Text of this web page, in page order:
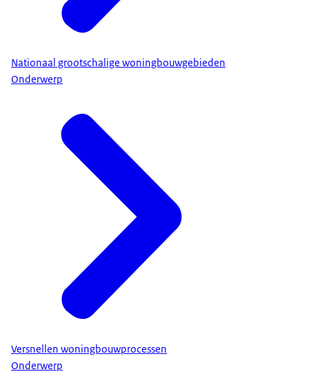
Nationaal grootschalige woningbouwgebieden
Onderwerp
Versnellen woningbouwprocessen
Onderwerp